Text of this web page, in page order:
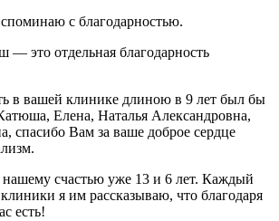
с благодарностью.
— это отдельная благодарность
в вашей клинике длиною в 9 лет был бы
Елена, Наталья Александровна,
спасибо Вам за ваше доброе сердце
счастью уже 13 и 6 лет. Каждый
я им рассказываю, что благодаря
есть!